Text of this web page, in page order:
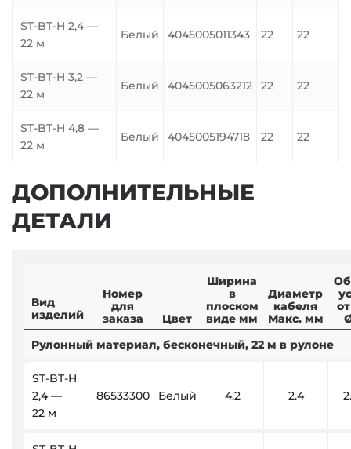
ST-BT-H 2,4 —
22 м
Белый 4045005011343 22 22
ST-BT-H 3,2 —
22 м
Белый 4045005063212 22 22
ST-BT-H 4,8 —
22 м
Белый 4045005194718 22 22
ДОПОЛНИТЕЛЬНЫЕ
ДЕТАЛИ
Вид
изделий
Номер
для
заказа
Цвет
Ширина
в
плоском
виде мм
Диаметр
кабеля
Макс. мм
Рулонный материал, бесконечный, 22 м в рулоне
ST-BT-H
2,4 —
22 м
86533300 Белый 4.2 2.4